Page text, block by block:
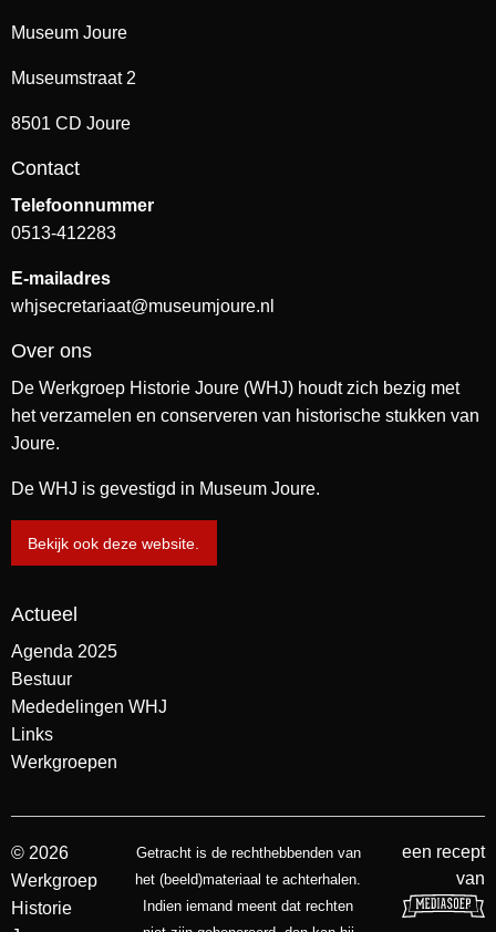
Museum Joure
Museumstraat 2
8501 CD Joure
Contact
Telefoonnummer
0513-412283
E-mailadres
whjsecretariaat@museumjoure.nl
Over ons
De Werkgroep Historie Joure (WHJ) houdt zich bezig met
het verzamelen en conserveren van historische stukken van
Joure.
De WHJ is gevestigd in Museum Joure.
Bekijk ook deze website.
Actueel
Agenda 2025
Bestuur
Mededelingen WHJ
Links
Werkgroepen
© 2026
Werkgroep
Historie
Getracht is de rechthebbenden van
het (beeld)materiaal te achterhalen.
Indien iemand meent dat rechten
een recept
van